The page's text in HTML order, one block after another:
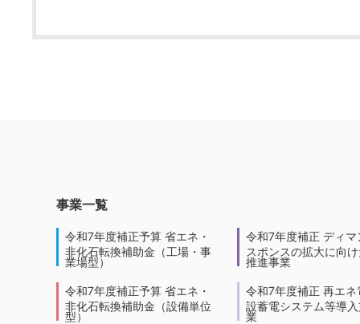
事業一覧
令和7年度補正予算 省エネ・
非化石転換補助金（工場・事
業場型）
令和7年度補正予算 省エネ・
非化石転換補助金（設備単位
型）
令和7年度補正 ディマ
スポンスの拡大に向
推進事業
令和7年度補正 再エネ
設蓄電システム等導
業